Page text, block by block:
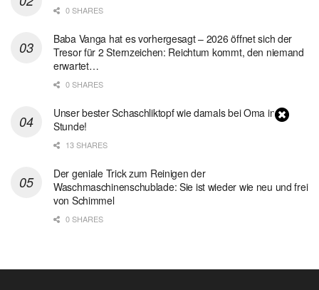
0 SHARES
Baba Vanga hat es vorhergesagt – 2026 öffnet sich der
Tresor für 2 Sternzeichen: Reichtum kommt, den niemand
erwartet…
0 SHARES
Unser bester Schaschliktopf wie damals bei Oma in 1
Stunde!
13 SHARES
Der geniale Trick zum Reinigen der
Waschmaschinenschublade: Sie ist wieder wie neu und frei
von Schimmel
0 SHARES